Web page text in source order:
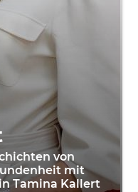
von
mit
Tamina Kallert